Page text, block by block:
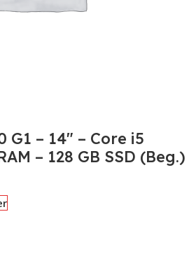
G1 – 14″ – Core i5
– 128 GB SSD (Beg.)